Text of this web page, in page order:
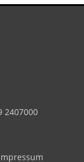
2407000